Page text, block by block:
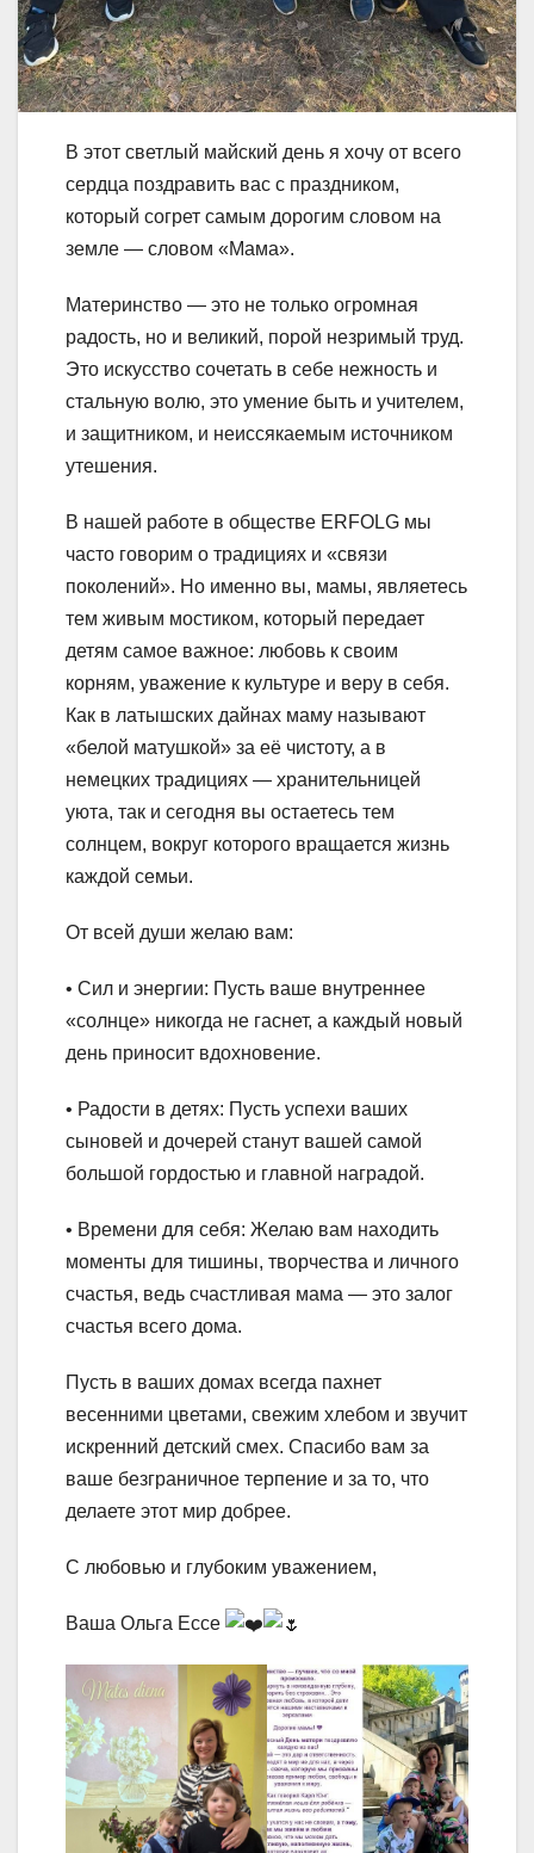
В этот светлый майский день я хочу от всего
сердца поздравить вас с праздником,
который согрет самым дорогим словом на
земле — словом «Мама».
Материнство — это не только огромная
радость, но и великий, порой незримый труд.
Это искусство сочетать в себе нежность и
стальную волю, это умение быть и учителем,
и защитником, и неиссякаемым источником
утешения.
В нашей работе в обществе ERFOLG мы
часто говорим о традициях и «связи
поколений». Но именно вы, мамы, являетесь
тем живым мостиком, который передает
детям самое важное: любовь к своим
корням, уважение к культуре и веру в себя.
Как в латышских дайнах маму называют
«белой матушкой» за её чистоту, а в
немецких традициях — хранительницей
уюта, так и сегодня вы остаетесь тем
солнцем, вокруг которого вращается жизнь
каждой семьи.
От всей души желаю вам:
• Сил и энергии: Пусть ваше внутреннее
«солнце» никогда не гаснет, а каждый новый
день приносит вдохновение.
• Радости в детях: Пусть успехи ваших
сыновей и дочерей станут вашей самой
большой гордостью и главной наградой.
• Времени для себя: Желаю вам находить
моменты для тишины, творчества и личного
счастья, ведь счастливая мама — это залог
счастья всего дома.
Пусть в ваших домах всегда пахнет
весенними цветами, свежим хлебом и звучит
искренний детский смех. Спасибо вам за
ваше безграничное терпение и за то, что
делаете этот мир добрее.
С любовью и глубоким уважением,
Ваша Ольга Ессе